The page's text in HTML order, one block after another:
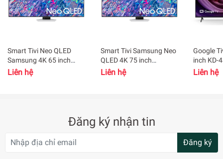
Smart Tivi Neo QLED
Samsung 4K 65 inch
QA65QN85BAKXXV
Liên hệ
Smart Tivi Samsung Neo
QLED 4K 75 inch
QA75QN85BAKXXV
Liên hệ
Google
inch KD-
Liên hệ
Đăng ký nhận tin
Đăng ký